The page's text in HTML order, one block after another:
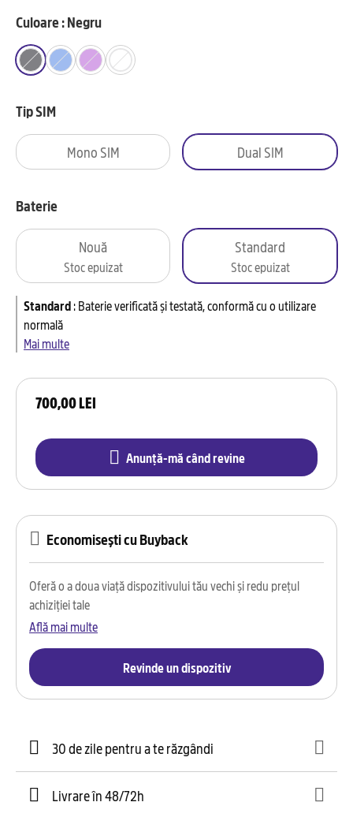
700,00 LEI
Anunță-mă când revine
Culoare : Negru
Tip SIM
Mono SIM Dual SIM
Baterie
Nouă
Stoc epuizat
Standard
Stoc epuizat
Standard:Baterie verificată și testată, conformă cu o utilizare
normală
Mai multe
Economisești cu Buyback
Oferă o a doua viață dispozitivului tău vechi și redu prețul
achiziției tale
Află mai multe
Revinde un dispozitiv
30 de zile pentru a te răzgândi
Livrare în 48/72h